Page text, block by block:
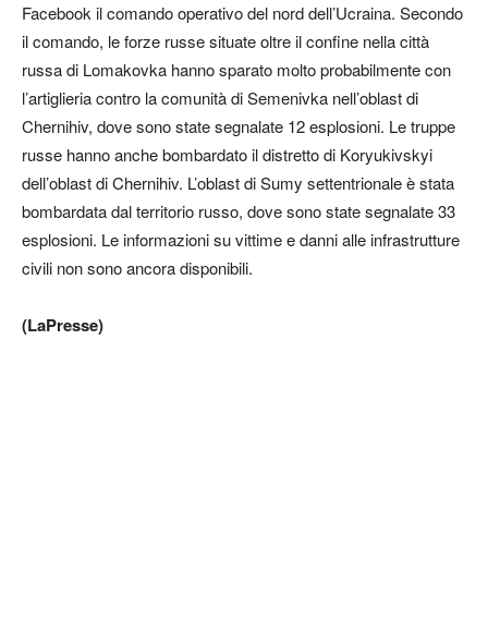
Facebook il comando operativo del nord dell’Ucraina. Secondo
il comando, le forze russe situate oltre il confine nella città
russa di Lomakovka hanno sparato molto probabilmente con
l’artiglieria contro la comunità di Semenivka nell’oblast di
Chernihiv, dove sono state segnalate 12 esplosioni. Le truppe
russe hanno anche bombardato il distretto di Koryukivskyi
dell’oblast di Chernihiv. L’oblast di Sumy settentrionale è stata
bombardata dal territorio russo, dove sono state segnalate 33
esplosioni. Le informazioni su vittime e danni alle infrastrutture
civili non sono ancora disponibili.
(LaPresse)